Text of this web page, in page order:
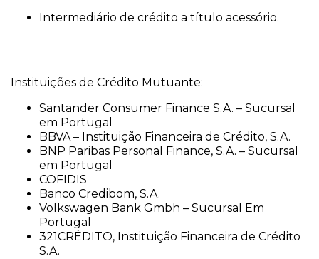
Intermediário de crédito a título acessório.
Instituições de Crédito Mutuante:
Santander Consumer Finance S.A. – Sucursal
em Portugal
BBVA – Instituição Financeira de Crédito, S.A.
BNP Paribas Personal Finance, S.A. – Sucursal
em Portugal
COFIDIS
Banco Credibom, S.A.
Volkswagen Bank Gmbh – Sucursal Em
Portugal
321CRÉDITO, Instituição Financeira de Crédito
S.A.